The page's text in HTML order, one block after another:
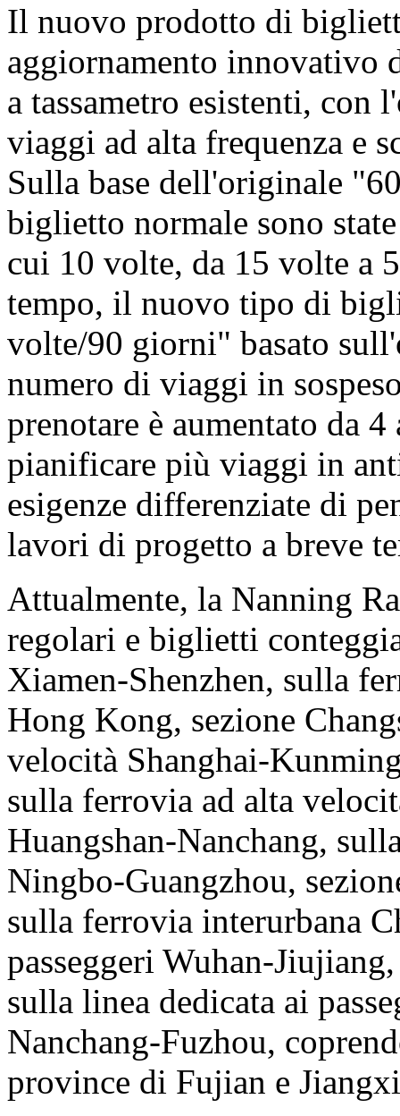
Il nuovo prodotto di
aggiornamento
a tassametro esistenti,
viaggi ad alta frequenza e
Sulla base dell'originale
biglietto normale sono
cui 10 volte, da 15 volte a
tempo, il nuovo tipo di
volte/90 giorni" basato
numero di viaggi in
prenotare è aumentato da
pianificare più viaggi in
esigenze differenziate di
lavori di progetto a breve
Attualmente, la Nanning
regolari e biglietti
Xiamen-Shenzhen, sulla
Hong Kong, sezione
velocità Shanghai-
sulla ferrovia ad alta
Huangshan-Nanchang,
Ningbo-Guangzhou,
sulla ferrovia interurbana
passeggeri Wuhan-
sulla linea dedicata ai
Nanchang-Fuzhou,
province di Fujian e